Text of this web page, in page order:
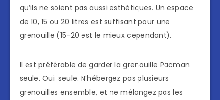
qu’ils ne soient pas aussi esthétiques. Un espace
de 10, 15 ou 20 litres est suffisant pour une
grenouille (15-20 est le mieux cependant).
Il est préférable de garder la grenouille Pacman
seule. Oui, seule. N’hébergez pas plusieurs
grenouilles ensemble, et ne mélangez pas les